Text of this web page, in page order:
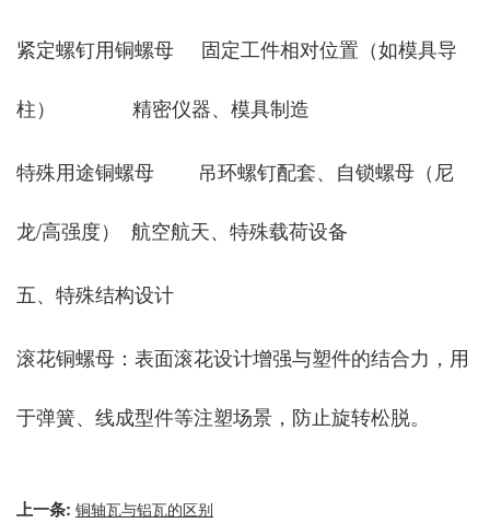
‌紧定螺钉用铜螺母‌ 固定工件相对位置（如模具导
柱） 精密仪器、模具制造
‌特殊用途铜螺母‌ 吊环螺钉配套、自锁螺母（尼
龙/高强度） 航空航天、特殊载荷设备
五、特殊结构设计
‌滚花铜螺母‌：表面滚花设计增强与塑件的结合力，用
于弹簧、线成型件等注塑场景，防止旋转松脱。
上一条: 铜轴瓦与铝瓦的区别